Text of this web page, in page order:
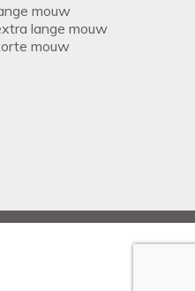
mouw
lange mouw
mouw